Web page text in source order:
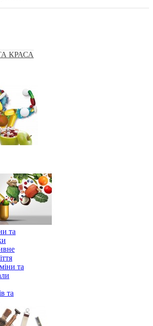
КРАСА
та
та
та